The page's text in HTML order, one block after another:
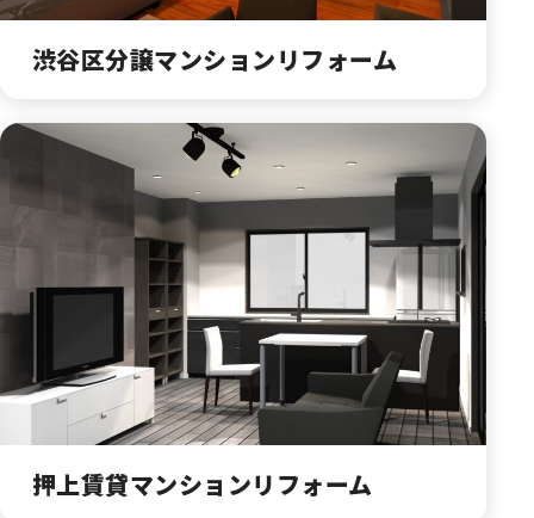
渋谷区分譲マンションリフォーム
押上賃貸マンションリフォーム